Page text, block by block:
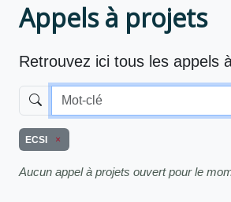
Appels à projets
Retrouvez ici tous les appels
ECSI
Aucun appel à projets ouvert pour le